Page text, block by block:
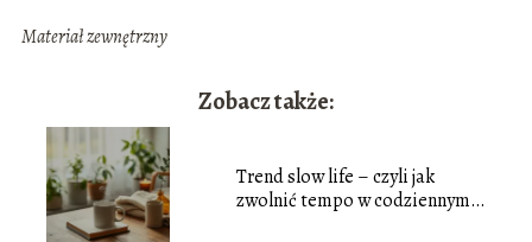
Materiał zewnętrzny
Zobacz także:
Trend slow life – czyli jak
zwolnić tempo w codziennym